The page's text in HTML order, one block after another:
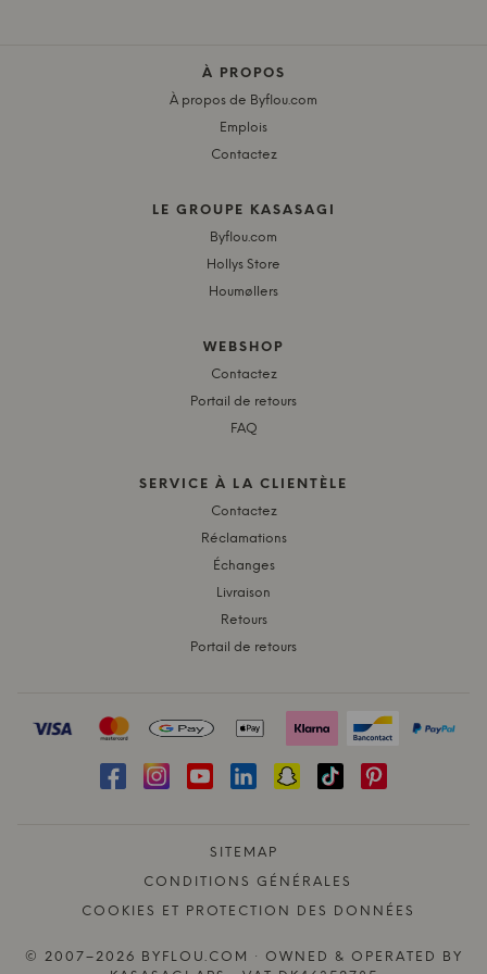
À PROPOS
À propos de Byflou.com
Emplois
Contactez
LE GROUPE KASASAGI
Byflou.com
Hollys Store
Houmøllers
WEBSHOP
Contactez
Portail de retours
FAQ
SERVICE À LA CLIENTÈLE
Contactez
Réclamations
Échanges
Livraison
Retours
Portail de retours
SITEMAP
CONDITIONS GÉNÉRALES
COOKIES ET PROTECTION DES DONNÉES
© 2007–2026 BYFLOU.COM · OWNED & OPERATED BY